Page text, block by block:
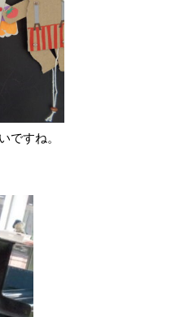
ですね。